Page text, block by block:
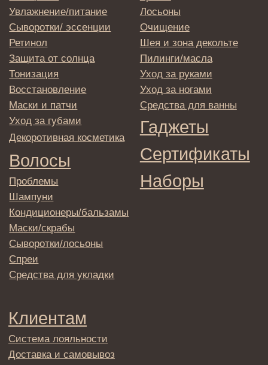
© 2025 Institute Store